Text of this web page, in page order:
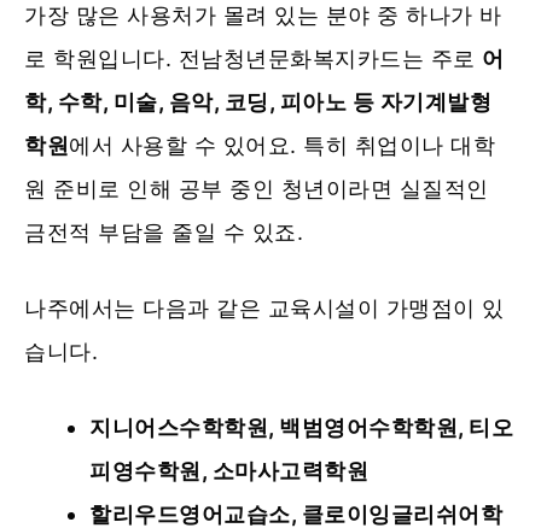
가장 많은 사용처가 몰려 있는 분야 중 하나가 바
로 학원입니다. 전남청년문화복지카드는 주로 어
학, 수학, 미술, 음악, 코딩, 피아노 등 자기계발형
학원 에서 사용할 수 있어요. 특히 취업이나 대학
원 준비로 인해 공부 중인 청년이라면 실질적인
금전적 부담을 줄일 수 있죠.
나주에서는 다음과 같은 교육시설이 가맹점이 있
습니다.
지니어스수학학원, 백범영어수학학원, 티오
피영수학원, 소마사고력학원
할리우드영어교습소, 클로이잉글리쉬어학